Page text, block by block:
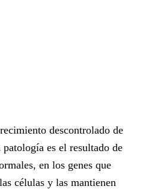
descontrolado de
es el resultado de
en los genes que
células y las mantienen